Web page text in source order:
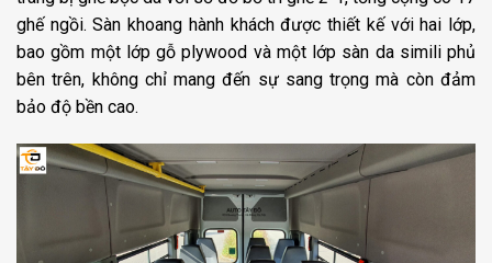
ghế ngồi. Sàn khoang hành khách được thiết kế với hai lớp,
bao gồm một lớp gỗ plywood và một lớp sàn da simili phủ
bên trên, không chỉ mang đến sự sang trọng mà còn đảm
bảo độ bền cao.